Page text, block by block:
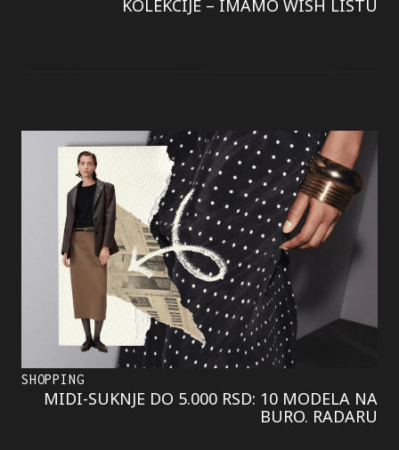
KOLEKCIJE – IMAMO WISH LISTU
SHOPPING
MIDI-SUKNJE DO 5.000 RSD: 10 MODELA NA
BURO. RADARU